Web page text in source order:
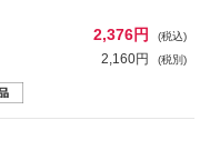
2,376円 (税込)
2,160円 (税別)